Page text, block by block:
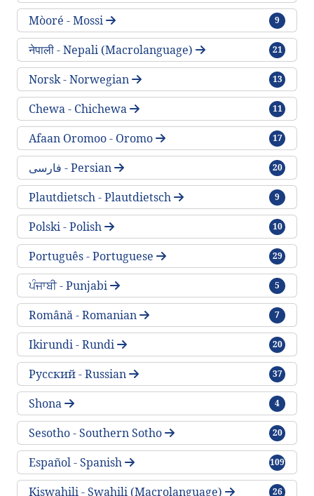
Mòoré - Mossi 9
traktlar
नेपाली - Nepali (Macrolanguage) 21
traktlar
Norsk - Norwegian 13
traktlar
Chewa - Chichewa 11
traktlar
Afaan Oromoo - Oromo 17
traktlar
فارسی - Persian 20
traktlar
Plautdietsch - Plautdietsch 9
traktlar
Polski - Polish 10
traktlar
Português - Portuguese 29
traktlar
ਪੰਜਾਬੀ - Punjabi 5
traktlar
Română - Romanian 7
traktlar
Ikirundi - Rundi 20
traktlar
Русский - Russian 37
traktlar
Shona 4
traktlar
Sesotho - Southern Sotho 20
traktlar
Español - Spanish 109
traktlar
Kiswahili - Swahili (Macrolanguage) 26
traktlar